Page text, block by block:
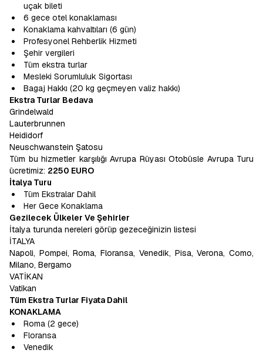
uçak bileti
6 gece otel konaklaması
Konaklama kahvaltıları (6 gün)
Profesyonel Rehberlik Hizmeti
Şehir vergileri
Tüm ekstra turlar
Mesleki Sorumluluk Sigortası
Bagaj Hakkı (20 kg geçmeyen valiz hakkı)
Ekstra Turlar Bedava
Grindelwald
Lauterbrunnen
Heididorf
Neuschwanstein Şatosu
Tüm bu hizmetler karşılığı Avrupa Rüyası Otobüsle Avrupa Turu
ücretimiz: 2250 EURO
İtalya Turu
Tüm Ekstralar Dahil
Her Gece Konaklama
Gezilecek Ülkeler Ve Şehirler
İtalya turunda nereleri görüp gezeceğinizin listesi
İTALYA
Napoli, Pompei, Roma, Floransa, Venedik, Pisa, Verona, Como,
Milano, Bergamo
VATİKAN
Vatikan
Tüm Ekstra Turlar Fiyata Dahil
KONAKLAMA
Roma (2 gece)
Floransa
Venedik